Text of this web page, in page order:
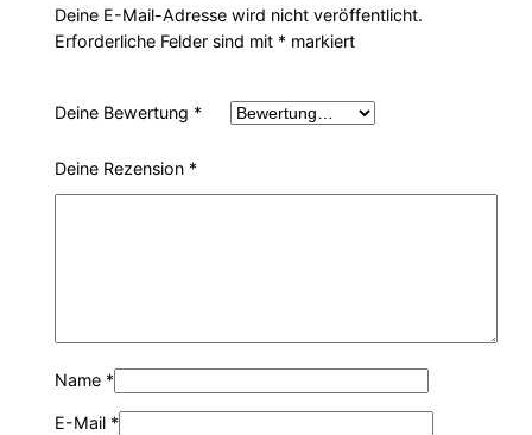
Deine E-Mail-Adresse wird nicht veröffentlicht.
Erforderliche Felder sind mit * markiert
Deine Bewertung *
Deine Rezension *
Name *
E-Mail *